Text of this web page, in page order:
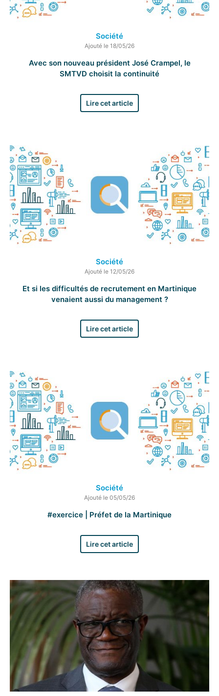
Société
Ajouté le 18/05/26
Avec son nouveau président José Crampel, le
SMTVD choisit la continuité
Lire cet article
Société
Ajouté le 12/05/26
Et si les difficultés de recrutement en Martinique
venaient aussi du management ?
Lire cet article
Société
Ajouté le 05/05/26
#exercice | Préfet de la Martinique
Lire cet article